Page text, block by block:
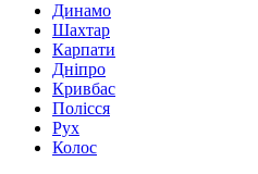
Динамо
Шахтар
Карпати
Дніпро
Кривбас
Полісся
Рух
Колос